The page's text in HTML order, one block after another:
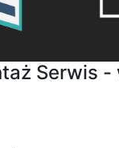
Serwis